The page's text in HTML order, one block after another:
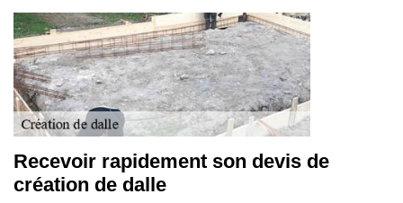
Recevoir rapidement son devis de
création de dalle